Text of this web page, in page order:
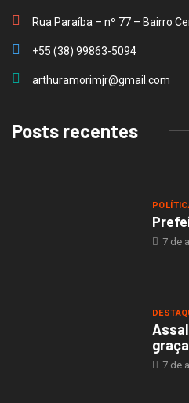
Rua Paraíba – nº 77 – Bairro
+55 (38) 99863-5094
arthuramorimjr@gmail.com
Posts recentes
7 de
7 de